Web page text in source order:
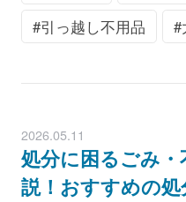
引っ越し不用品
2026.05.11
処分に困るごみ
説！おすすめの